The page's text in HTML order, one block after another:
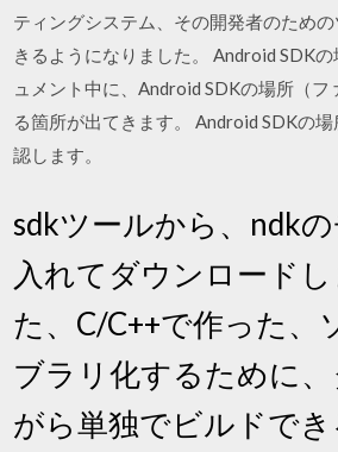
ティングシステム、その開発者のため
きるようになりました。 Android SDK
ュメント中に、Android SDKの場所（
る箇所が出てきます。 Android SDKの
認します。
sdkツールから、ndk
入れてダウンロードし
た、C/C++で作った、
ブラリ化するために
がら単独でビルドでき